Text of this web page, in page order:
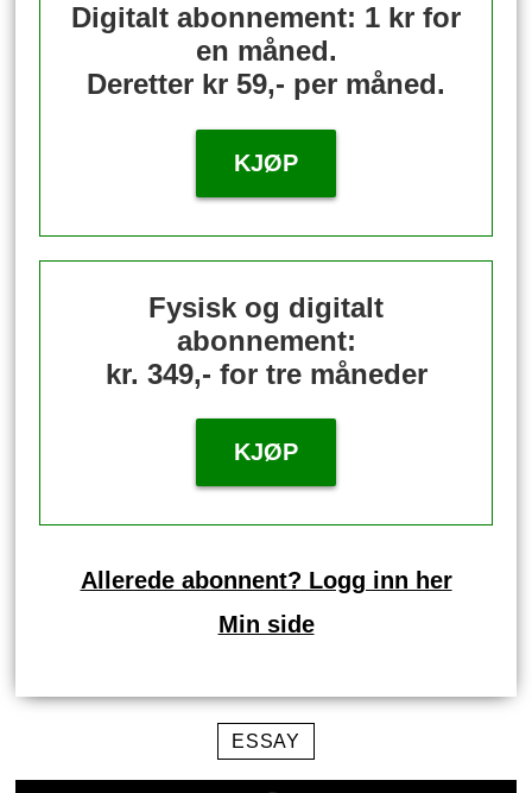
Digitalt abonnement: 1 kr for
en måned.
Deretter kr 59,- per måned.
KJØP
Fysisk og digitalt
abonnement:
kr. 349,- for tre måneder
KJØP
Allerede abonnent? Logg inn her
Min side
ESSAY